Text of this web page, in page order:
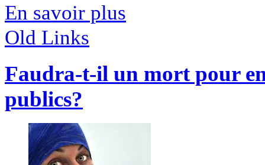
En savoir plus
Old Links
Faudra-t-il un mort pour
publics?